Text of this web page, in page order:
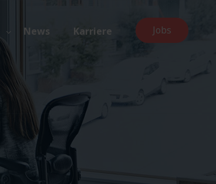
Jobs
News Karriere